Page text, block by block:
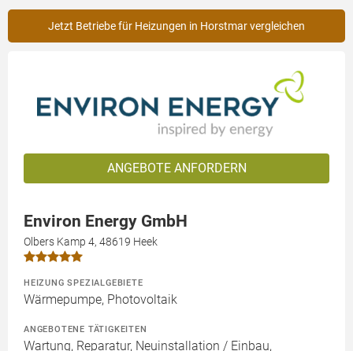
Jetzt Betriebe für Heizungen in Horstmar vergleichen
ANGEBOTE ANFORDERN
Environ Energy GmbH
Olbers Kamp 4, 48619 Heek
HEIZUNG SPEZIALGEBIETE
Wärmepumpe, Photovoltaik
ANGEBOTENE TÄTIGKEITEN
Wartung, Reparatur, Neuinstallation / Einbau,